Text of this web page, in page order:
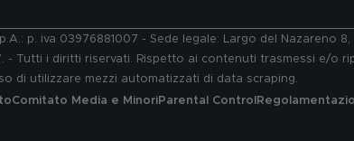
p. iva 03976881007 - Sede legale: Largo del
- Tutti i diritti riservati. Rispetto ai contenuti trasmessi e/
di utilizzare mezzi automatizzati di data scraping.
Comitato Media e MinoriParental Control